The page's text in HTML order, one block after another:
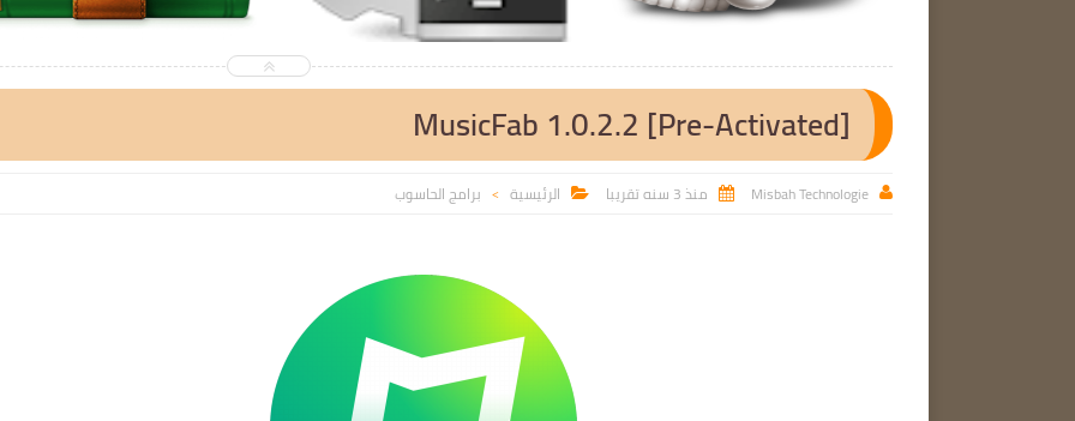
MusicFab 1.0.2.2 [Pre-Activated]

Misbah Technologie
 منذ 3 سنه تقريبا  الرئيسية > برامج الحاسوب